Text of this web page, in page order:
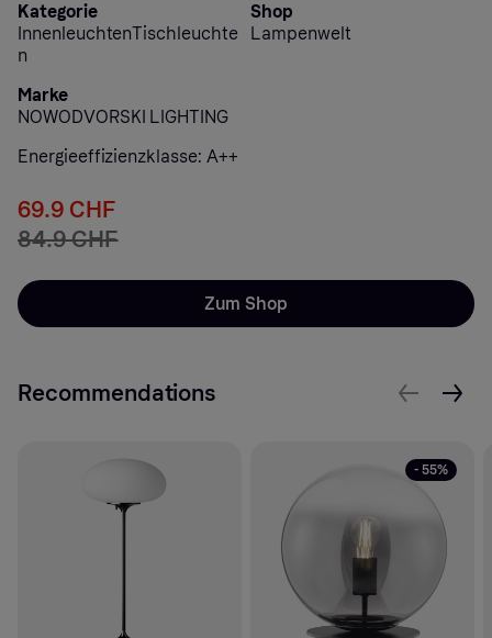
Kategorie
InnenleuchtenTischleuchte
n
Shop
Lampenwelt
Marke
NOWODVORSKI LIGHTING
Energieeffizienzklasse: A++
69.9 CHF
84.9 CHF
Zum Shop
Recommendations
- 55%